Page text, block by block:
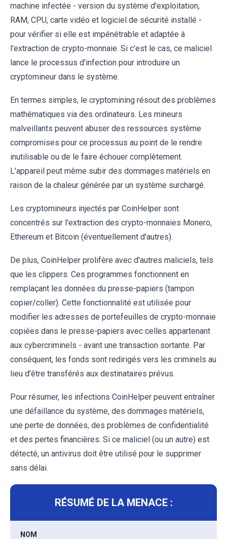
machine infectée - version du système d'exploitation,
RAM, CPU, carte vidéo et logiciel de sécurité installé -
pour vérifier si elle est impénétrable et adaptée à
l'extraction de crypto-monnaie. Si c'est le cas, ce maliciel
lance le processus d'infection pour introduire un
cryptomineur dans le système.
En termes simples, le cryptomining résout des problèmes
mathématiques via des ordinateurs. Les mineurs
malveillants peuvent abuser des ressources système
compromises pour ce processus au point de le rendre
inutilisable ou de le faire échouer complètement.
L'appareil peut même subir des dommages matériels en
raison de la chaleur générée par un système surchargé.
Les cryptomineurs injectés par CoinHelper sont
concentrés sur l'extraction des crypto-monnaies Monero,
Ethereum et Bitcoin (éventuellement d'autres).
De plus, CoinHelper prolifère avec d'autres maliciels, tels
que les clippers. Ces programmes fonctionnent en
remplaçant les données du presse-papiers (tampon
copier/coller). Cette fonctionnalité est utilisée pour
modifier les adresses de portefeuilles de crypto-monnaie
copiées dans le presse-papiers avec celles appartenant
aux cybercriminels - avant une transaction sortante. Par
conséquent, les fonds sont redirigés vers les criminels au
lieu d'être transférés aux destinataires prévus.
Pour résumer, les infections CoinHelper peuvent entraîner
une défaillance du système, des dommages matériels,
une perte de données, des problèmes de confidentialité
et des pertes financières. Si ce maliciel (ou un autre) est
détecté, un antivirus doit être utilisé pour le supprimer
sans délai.
RÉSUMÉ DE LA MENACE :
NOM